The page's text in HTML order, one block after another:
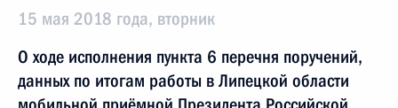
15 мая 2018 года, вторник
О ходе исполнения пункта 6 перечня поручений,
данных по итогам работы в Липецкой области